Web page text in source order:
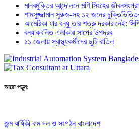
মানবমুক্তির আন্দোলনে মণি সিংহের
শামসুজ্জামান সুরুজ-সহ ১২ জনের
আমেরিকা যার বন্ধু তার শত্রু দরকার নেই:
বন্যাকবলিত এলাকায় সাপের উপদ্রব
১১ জেলায় স্বাস্থ্যকর্মীদের ছুটি বাতিল
আরো পড়ুন:
জন্ম বার্ষিকী বাম দল ও সংগঠন বাংলাদেশ